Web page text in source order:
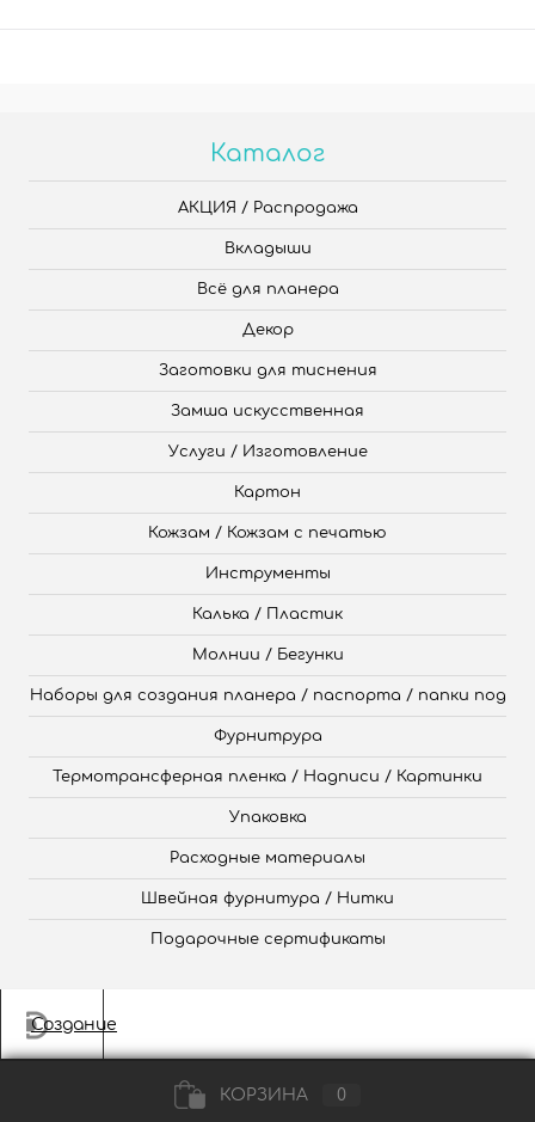
Каталог
АКЦИЯ / Распродажа
Вкладыши
Всё для планера
Декор
Заготовки для тиснения
Замша искусственная
Услуги / Изготовление
Картон
Кожзам / Кожзам с печатью
Инструменты
Калька / Пластик
Молнии / Бегунки
Наборы для создания планера / паспорта / папки под
Фурнитрура
Термотрансферная пленка / Надписи / Картинки
Упаковка
Расходные материалы
Швейная фурнитура / Нитки
Подарочные сертификаты
Создание
КОРЗИНА 0